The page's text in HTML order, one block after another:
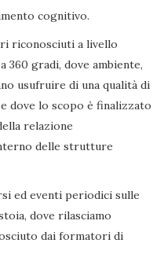
cognitivo.
riconosciuti a livello
gradi, dove ambiente,
usufruire di una qualità di
dove lo scopo è finalizzato
relazione
delle strutture
ed eventi periodici sulle
dove rilasciamo
dai formatori di